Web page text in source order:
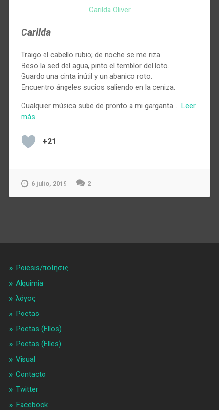
Carilda Oliver
Carilda
Traigo el cabello rubio; de noche se me riza.
Beso la sed del agua, pinto el temblor del loto.
Guardo una cinta inútil y un abanico roto.
Encuentro ángeles sucios saliendo en la ceniza.
Cualquier música sube de pronto a mi garganta.… Leer
más
+21
6 julio, 2019 2
Poiesis/ποίησις
Alquimia
λóγος
Poetas
Poetas (Ellos)
Poetas (Elles)
Visual
Contacto
Twitter
Facebook